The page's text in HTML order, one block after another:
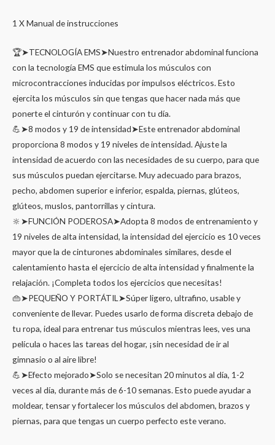
1 X Manual de instrucciones
🏆➤TECNOLOGÍA EMS➤Nuestro entrenador abdominal funciona
con la tecnología EMS que estimula los músculos con
microcontracciones inducidas por impulsos eléctricos. Esto
ejercita los músculos sin que tengas que hacer nada más que
ponerte el cinturón y continuar con tu día.
💪➤8 modos y 19 de intensidad➤Este entrenador abdominal
proporciona 8 modos y 19 niveles de intensidad. Ajuste la
intensidad de acuerdo con las necesidades de su cuerpo, para que
sus músculos puedan ejercitarse. Muy adecuado para brazos,
pecho, abdomen superior e inferior, espalda, piernas, glúteos,
glúteos, muslos, pantorrillas y cintura.
🔆➤FUNCIÓN PODEROSA➤Adopta 8 modos de entrenamiento y
19 niveles de alta intensidad, la intensidad del ejercicio es 10 veces
mayor que la de cinturones abdominales similares, desde el
calentamiento hasta el ejercicio de alta intensidad y finalmente la
relajación. ¡Completa todos los ejercicios que necesitas!
👜➤PEQUEÑO Y PORTÁTIL➤Súper ligero, ultrafino, usable y
conveniente de llevar. Puedes usarlo de forma discreta debajo de
tu ropa, ideal para entrenar tus músculos mientras lees, ves una
película o haces las tareas del hogar, ¡sin necesidad de ir al
gimnasio o al aire libre!
💪➤Efecto mejorado➤Solo se necesitan 20 minutos al día, 1-2
veces al día, durante más de 6-10 semanas. Esto puede ayudar a
moldear, tensar y fortalecer los músculos del abdomen, brazos y
piernas, para que tengas un cuerpo perfecto este verano.